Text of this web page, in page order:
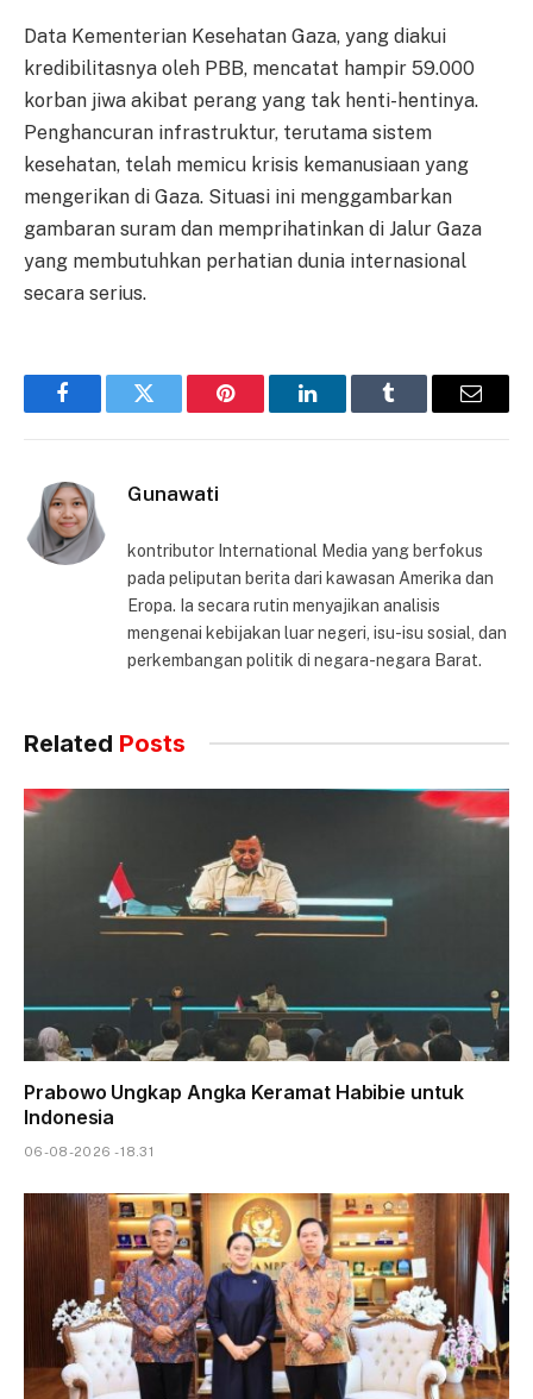
Data Kementerian Kesehatan Gaza, yang diakui
kredibilitasnya oleh PBB, mencatat hampir 59.000
korban jiwa akibat perang yang tak henti-hentinya.
Penghancuran infrastruktur, terutama sistem
kesehatan, telah memicu krisis kemanusiaan yang
mengerikan di Gaza. Situasi ini menggambarkan
gambaran suram dan memprihatinkan di Jalur Gaza
yang membutuhkan perhatian dunia internasional
secara serius.
FacebookTwitter Pinterest LinkedInTumblr Email
Gunawati
kontributor International Media yang berfokus
pada peliputan berita dari kawasan Amerika dan
Eropa. Ia secara rutin menyajikan analisis
mengenai kebijakan luar negeri, isu-isu sosial, dan
perkembangan politik di negara-negara Barat.
Related Posts
Prabowo Ungkap Angka Keramat Habibie untuk
Indonesia
06-08-2026 - 18.31